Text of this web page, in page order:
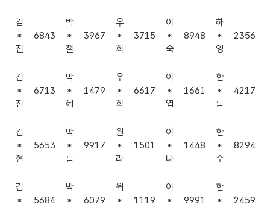
김
*
진
6843
박
*
철
3967
우
*
희
3715
이
*
숙
8948
하
*
영
2356
김
*
진
6713
박
*
혜
1479
우
*
희
6617
이
*
엽
1661
한
*
름
4217
김
*
현
5653
박
*
름
9917
원
*
라
1501
이
*
나
1448
한
*
수
8294
김
*
5684
박
*
6079
위
*
1119
이
*
9991
한
*
2459